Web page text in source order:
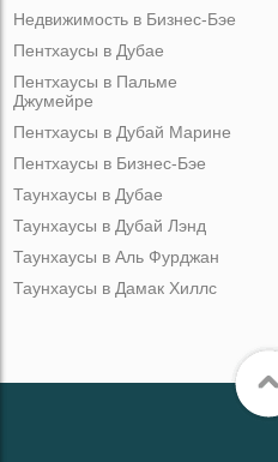
Недвижимость в Бизнес-Бэе
Пентхаусы в Дубае
Пентхаусы в Пальме
Джумейре
Пентхаусы в Дубай Марине
Пентхаусы в Бизнес-Бэе
Таунхаусы в Дубае
Таунхаусы в Дубай Лэнд
Таунхаусы в Аль Фурджан
Таунхаусы в Дамак Хиллс